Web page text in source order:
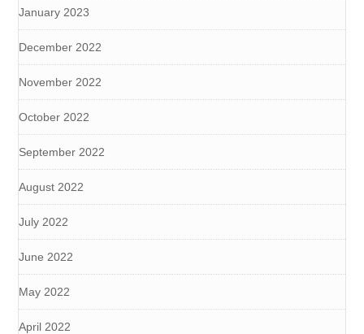
January 2023
December 2022
November 2022
October 2022
September 2022
August 2022
July 2022
June 2022
May 2022
April 2022